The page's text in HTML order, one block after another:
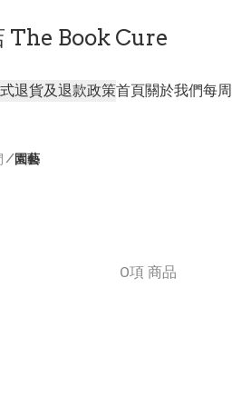
The Book Cure
退貨及退款政策首頁關於我們每
/ 園藝
0項 商品